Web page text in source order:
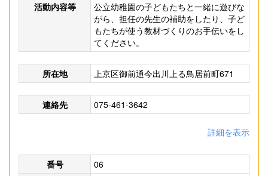
活動内容等
公立幼稚園の子どもたちと一緒に遊びな
がら、担任の先生の補助をしたり、子ど
もたちが使う教材づくりのお手伝いをし
てください。
所在地 上京区御前通今出川上る鳥居前町671
連絡先 075-461-3642
詳細を表示
番号 06